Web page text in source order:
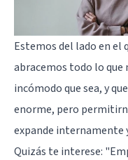
Estemos del lado en el
abracemos todo lo
incómodo que sea, y
enorme, pero
expande internamente
Quizás te interese: